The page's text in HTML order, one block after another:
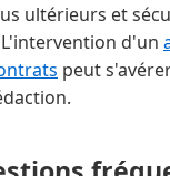
ultérieurs et
d'un
peut